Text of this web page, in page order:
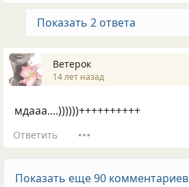
Показать 2 ответа
Ветерок
14 лет назад
мдааа....))))))++++++++++
Ответить
Показать еще 90 комментариев